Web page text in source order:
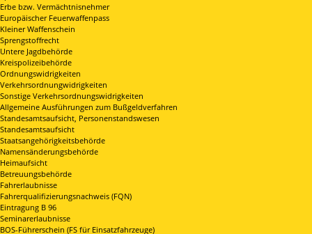
Erbe bzw. Vermächtnisnehmer
Europäischer Feuerwaffenpass
Kleiner Waffenschein
Sprengstoffrecht
Untere Jagdbehörde
Kreispolizeibehörde
Ordnungswidrigkeiten
Verkehrsordnungwidrigkeiten
Sonstige Verkehrsordnungswidrigkeiten
Allgemeine Ausführungen zum Bußgeldverfahren
Standesamtsaufsicht, Personenstandswesen
Standesamtsaufsicht
Staatsangehörigkeitsbehörde
Namensänderungsbehörde
Heimaufsicht
Betreuungsbehörde
Fahrerlaubnisse
Fahrerqualifizierungsnachweis (FQN)
Eintragung B 96
Seminarerlaubnisse
BOS-Führerschein (FS für Einsatzfahrzeuge)